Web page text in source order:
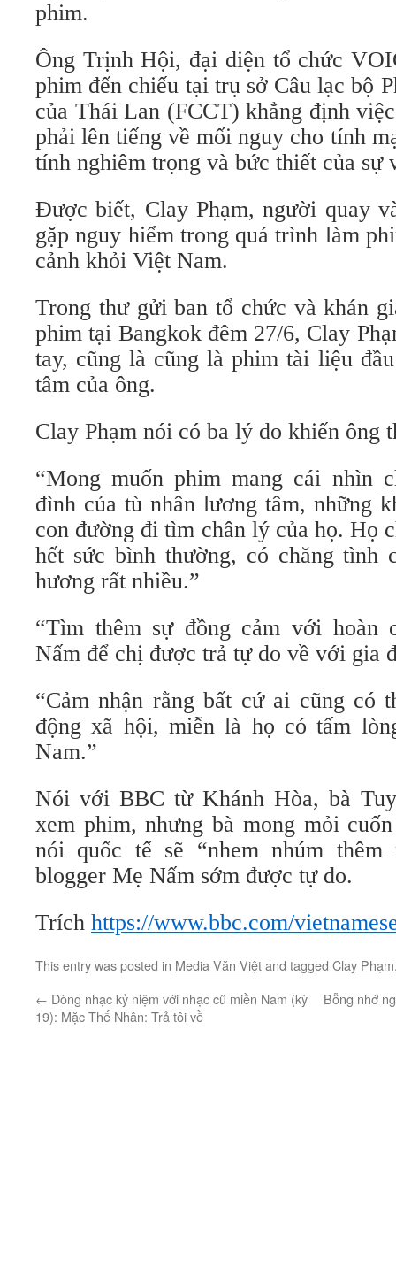
phim.
Ông Trịnh Hội, đại diện tổ chức
phim đến chiếu tại trụ sở Câu lạc bộ
của Thái Lan (FCCT) khẳng định
phải lên tiếng về mối nguy cho tính
tính nghiêm trọng và bức thiết của sự
Được biết, Clay Phạm, người quay
gặp nguy hiểm trong quá trình làm
cảnh khỏi Việt Nam.
Trong thư gửi ban tổ chức và khán
phim tại Bangkok đêm 27/6, Clay
tay, cũng là cũng là phim tài liệu
tâm của ông.
Clay Phạm nói có ba lý do khiến ông
“Mong muốn phim mang cái nhìn
đình của tù nhân lương tâm, những
con đường đi tìm chân lý của họ. Họ
hết sức bình thường, có chăng tình
hương rất nhiều.”
“Tìm thêm sự đồng cảm với hoàn
Nấm để chị được trả tự do về với gia
“Cảm nhận rằng bất cứ ai cũng có
động xã hội, miễn là họ có tấm
Nam.”
Nói với BBC từ Khánh Hòa, bà
xem phim, nhưng bà mong mỏi
nói quốc tế sẽ “nhem nhúm
blogger Mẹ Nấm sớm được tự do.
Trích https://www.bbc.com/
This entry was posted in Media Văn Việtand tagged Clay Phạm
← Dòng nhạc kỷ niệm với nhạc cũ miền Nam (kỳ
19): Mặc Thế Nhân: Trả tôi về
Bỗng nhớ